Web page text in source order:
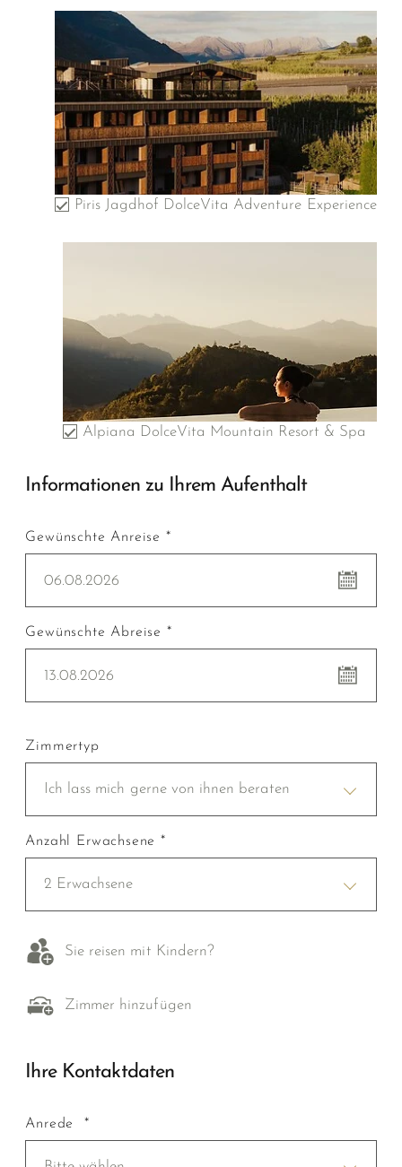
Piris Jagdhof DolceVita Adventure Experience
Alpiana DolceVita Mountain Resort & Spa
Informationen zu Ihrem Aufenthalt
Gewünschte Anreise *
06.08.2026
Gewünschte Abreise *
13.08.2026
Zimmertyp
Ich lass mich gerne von ihnen beraten
Anzahl Erwachsene *
2 Erwachsene
Sie reisen mit Kindern?
Zimmer hinzufügen
Ihre Kontaktdaten
Anrede *